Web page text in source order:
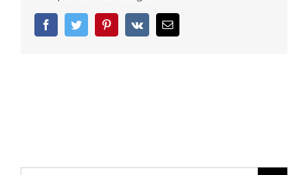
FacebookTwitter PinterestVk
E-
mail